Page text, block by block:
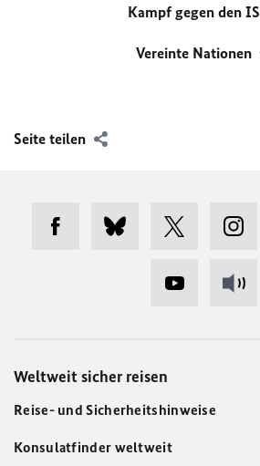
Kampf gegen den IS
Vereinte Nationen
Seite teilen
Weltweit sicher reisen
Reise- und Sicherheitshinweise
Konsulatfinder weltweit